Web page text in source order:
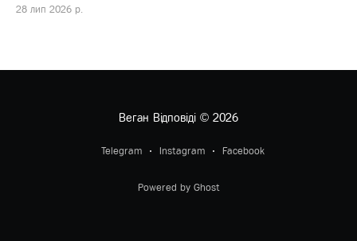
28 лип 2026 р.
Веган Відповіді© 2026
Telegram Instagram Facebook
Powered by Ghost